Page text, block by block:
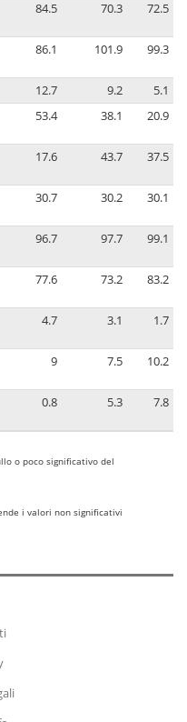
84.5 70.3 72.5
86.1 101.9 99.3
12.7 9.2
5.1
53.4 38.1 20.9
17.6 43.7 37.5
30.7 30.2 30.1
96.7 97.7 99.1
77.6 73.2 83.2
4.7 3.1 1.7
9 7.5 10.2
0.8 5.3 7.8
o poco significativo del
i valori non significativi